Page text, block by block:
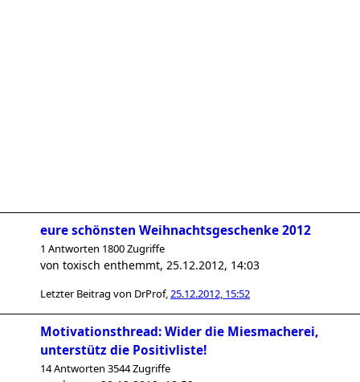
eure schönsten Weihnachtsgeschenke 2012
1 Antworten 1800 Zugriffe
von toxisch enthemmt, 25.12.2012, 14:03
Letzter Beitrag von DrProf,25.12.2012, 15:52
Motivationsthread: Wider die Miesmacherei,
unterstütz die Positivliste!
14 Antworten 3544 Zugriffe